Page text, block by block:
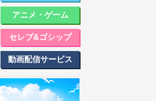
アニメ・ゲーム
セレブ&ゴシップ
動画配信サービス